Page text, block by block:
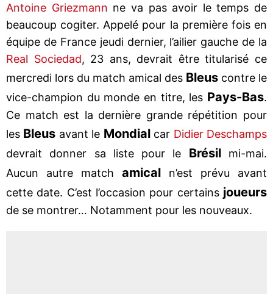
Antoine Griezmann ne va pas avoir le temps de
beaucoup cogiter. Appelé pour la première fois en
équipe de France jeudi dernier, l’ailier gauche de la
Real Sociedad, 23 ans, devrait être titularisé ce
mercredi lors du match amical des Bleus contre le
vice-champion du monde en titre, les Pays-Bas.
Ce match est la dernière grande répétition pour
les Bleus avant le Mondial car Didier Deschamps
devrait donner sa liste pour le Brésil
mi-mai.
Aucun autre match amical n’est prévu avant
cette date. C’est l’occasion pour certains joueurs
de se montrer… Notamment pour les nouveaux.